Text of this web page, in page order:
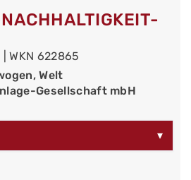
WKN 622865
Welt
Gesellschaft mbH
▾